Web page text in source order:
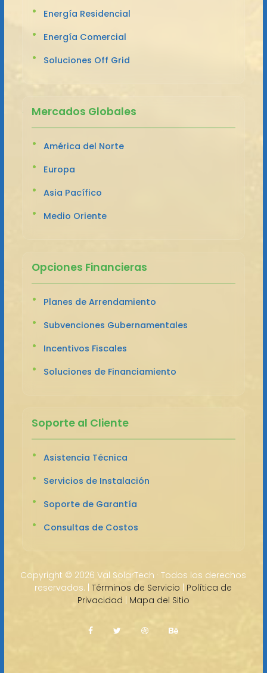
Energía Residencial
Energía Comercial
Soluciones Off Grid
Mercados Globales
América del Norte
Europa
Asia Pacífico
Medio Oriente
Opciones Financieras
Planes de Arrendamiento
Subvenciones Gubernamentales
Incentivos Fiscales
Soluciones de Financiamiento
Soporte al Cliente
Asistencia Técnica
Servicios de Instalación
Soporte de Garantía
Consultas de Costos
Copyright © 2026 Val SolarTech · Todos los derechos
reservados. |Términos de Servicio | Política de
Privacidad | Mapa del Sitio